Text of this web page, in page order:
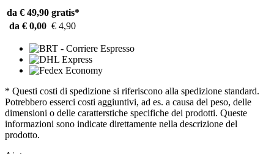
da € 49,90 gratis*
da € 0,00 € 4,90
* Questi costi di spedizione si riferiscono alla spedizione standard.
Potrebbero esserci costi aggiuntivi, ad es. a causa del peso, delle
dimensioni o delle caratterstiche specifiche dei prodotti. Queste
informazioni sono indicate direttamente nella descrizione del
prodotto.